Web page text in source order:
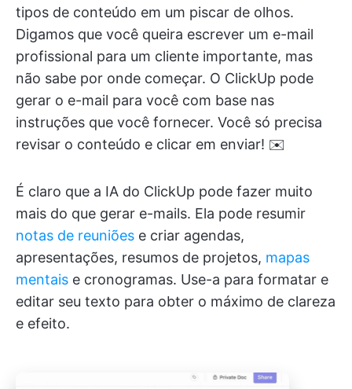
tipos de conteúdo em um piscar de olhos.
Digamos que você queira escrever um e-mail
profissional para um cliente importante, mas
não sabe por onde começar. O ClickUp pode
gerar o e-mail para você com base nas
instruções que você fornecer. Você só precisa
revisar o conteúdo e clicar em enviar! ✉️
É claro que a IA do ClickUp pode fazer muito
mais do que gerar e-mails. Ela pode resumir
notas de reuniões e criar agendas,
apresentações, resumos de projetos, mapas
mentais e cronogramas. Use-a para formatar e
editar seu texto para obter o máximo de clareza
e efeito.